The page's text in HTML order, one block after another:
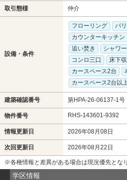
取引態様 仲介
設備・条件
フローリング バ
カウンターキッチン
追い焚き
シャワー
コンロ三口
床下
カースペース2台
カースペース2台以
建築確認番号 第HPA-26-06137-1号
物件番号 RHS-143601-9392
情報更新日 2026年08月08日
次回更新日 2026年08月22日
※各種情報と差異がある場合は現況優先とな
学区情報